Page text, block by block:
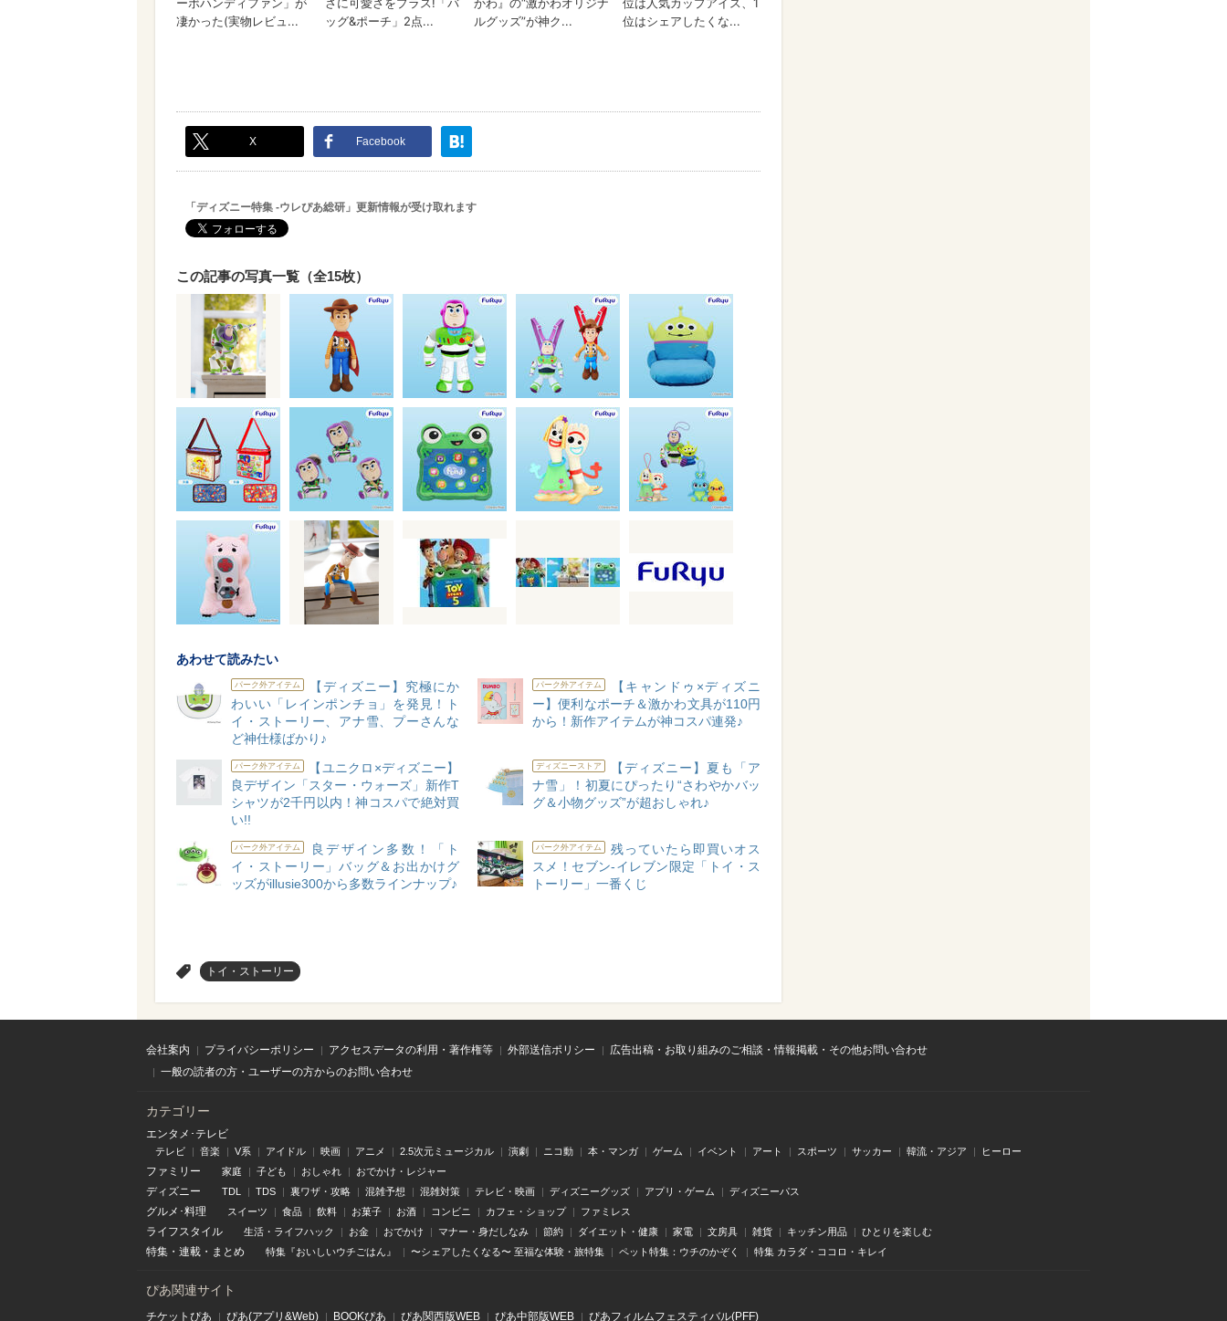
X Facebook
「ディズニー特集 -ウレぴあ総研」更新情報が受け取れます
この記事の写真一覧（全15枚）
あわせて読みたい
パーク外アイテム
【ディズニー】究極にか
わいい「レインポンチョ」を発見！ト
イ・ストーリー、アナ雪、プーさんな
ど神仕様ばかり♪
パーク外アイテム
【キャンドゥ×ディズニ
ー】便利なポーチ＆激かわ文具が110円
から！新作アイテムが神コスパ連発♪
パーク外アイテム
【ユニクロ×ディズニー】
良デザイン「スター・ウォーズ」新作T
シャツが2千円以内！神コスパで絶対買
い!!
ディズニーストア
【ディズニー】夏も「ア
ナ雪」！初夏にぴったり“さわやかバッ
グ＆小物グッズ”が超おしゃれ♪
パーク外アイテム
良デザイン多数！「ト
イ・ストーリー」バッグ＆お出かけグ
ッズがillusie300から多数ラインナップ♪
パーク外アイテム
残っていたら即買いオス
スメ！セブン‐イレブン限定「トイ・ス
トーリー」一番くじ
トイ・ストーリー
会社案内 プライバシーポリシー アクセスデータの利用・著作権等 外部送信ポリシー
広告出稿・お取り組みのご相談・情報掲載・その他お問い合わせ
一般の読者の方・ユーザーの方からのお問い合わせ
カテゴリー
エンタメ･テレビ
テレビ 音楽 V系 アイドル 映画 アニメ 2.5次元ミュージカル 演劇 ニコ動 本・マンガ ゲーム イベント アート スポーツ サッカー 韓流・アジア ヒーロー
ファミリー 家庭 子ども おしゃれ おでかけ・レジャー
ディズニー TDL TDS 裏ワザ・攻略 混雑予想 混雑対策 テレビ・映画 ディズニーグッズ アプリ・ゲーム ディズニーパス
グルメ･料理 スイーツ 食品 飲料 お菓子 お酒 コンビニ カフェ・ショップ ファミレス
ライフスタイル 生活・ライフハック お金 おでかけ マナー・身だしなみ 節約 ダイエット・健康 家電 文房具 雑貨 キッチン用品 ひとりを楽しむ
特集 ・ 連載 ・ まとめ 特集『おいしいウチごはん』 〜シェアしたくなる〜 至福な体験・旅特集 ペット特集：ウチのかぞく 特集 カラダ・ココロ・キレイ
ぴあ関連サイト
チケットぴあ ぴあ(アプリ&Web) BOOKぴあ ぴあ関⻄版WEB ぴあ中部版WEB ぴあフィルムフェスティバル(PFF)